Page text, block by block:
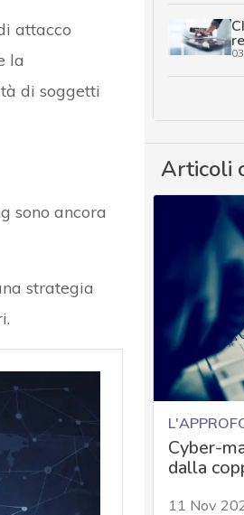
attacco
la
di soggetti
sono ancora
strategia
Articoli
Cyber-
dalla
11 Nov